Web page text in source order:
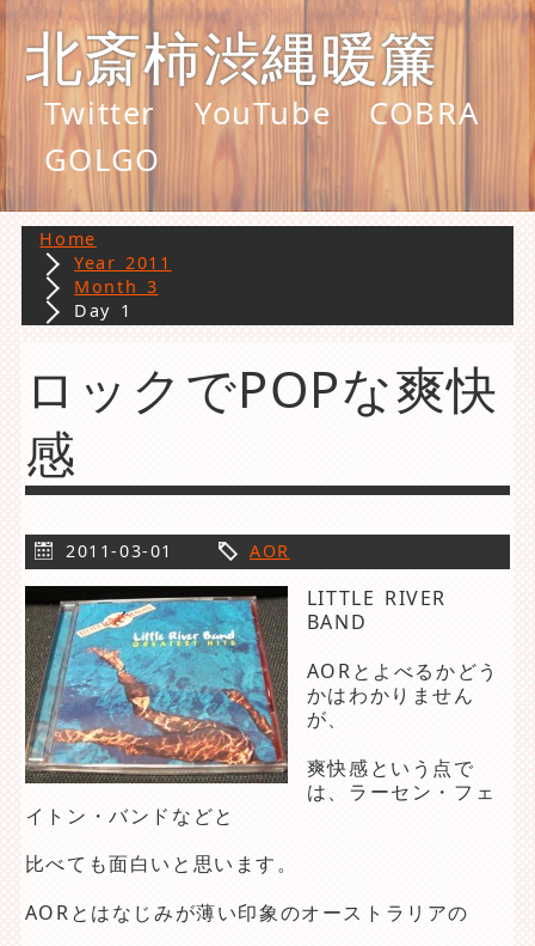
北斎柿渋縄暖簾
Twitter YouTube
COBRA
GOLGO
Home
Year 2011
Month 3
Day 1
ロックでPOPな爽快
感
2011-03-01 AOR
LITTLE RIVER
BAND
AORとよべるかどう
かはわかりません
が、
爽快感という点で
は、ラーセン・フェ
イトン・バンドなどと
比べても面白いと思います。
AORとはなじみが薄い印象のオーストラリアの